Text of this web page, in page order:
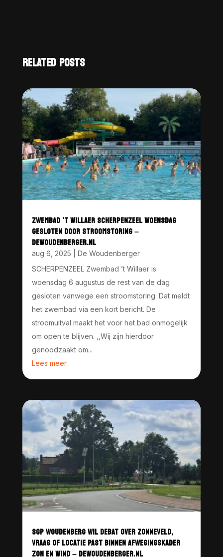
RELATED POSTS
ZWEMBAD ’T WILLAER SCHERPENZEEL WOENSDAG
GESLOTEN DOOR STROOMSTORING –
DEWOUDENBERGER.NL
aug 6, 2025
De Woudenberger
SCHERPENZEEL Zwembad ’t Willaer is
woensdag 6 augustus de rest van de dag
gesloten vanwege een stroomstoring. Dat meldt
het zwembad via een kort bericht. De
stroomuitval maakt het voor het bad onmogelijk
om open te blijven. ,,Wij zijn hierdoor
genoodzaakt om...
Lees meer
SGP WOUDENBERG WIL DEBAT OVER ZONNEVELD,
VRAAG OF LOCATIE PAST BINNEN AFWEGINGSKADER
ZON EN WIND – DEWOUDENBERGER.NL